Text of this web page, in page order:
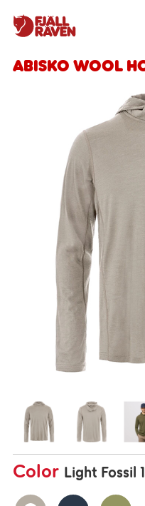
Abisko Wool
Color Light Fossil